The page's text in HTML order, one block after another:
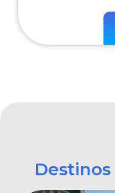
Destinos